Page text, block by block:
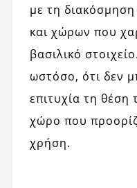
με τη
και χώρων που
βασιλικό
ωστόσο, ότι δεν
επιτυχία τη θέση
χώρο που
χρήση.